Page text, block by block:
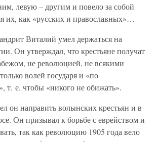
левую – другим и повело за собой
их, как «русских и православных»…
Виталий умел держаться на
Он утверждал, что крестьяне получат
не революцией, не всякими
волей государя и «по
т. е. чтобы «никого не обижать».
он направить волынских крестьян и в
Он призывал к борьбе с еврейством и
так как революцию 1905 года вело